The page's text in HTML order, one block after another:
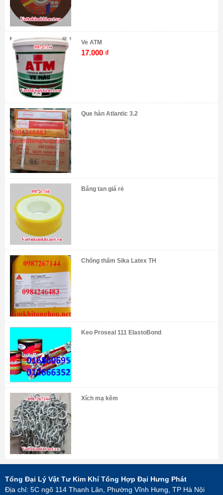
Ve ATM
17.000 ₫
Que hàn Atlantic 3.2
Băng tan giá rẻ
Chống thấm Sika Latex TH
Keo Proseal 111 ElastoBond
Xích mạ kẽm
Tổng Đại Lý Vật Tư Kim Khí Tổng Hợp Đại Hưng Phát
Địa chỉ: 5C ngõ 114 Thanh Lân, Phường Vĩnh Hưng, TP Hà Nội